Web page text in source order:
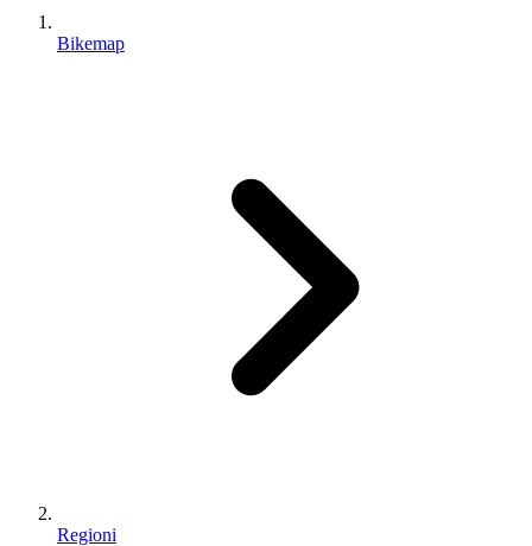
Bikemap
Regioni